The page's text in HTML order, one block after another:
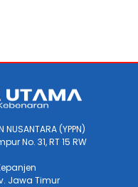
NUSANTARA (YPPN)
No. 31, RT 15 RW
Jawa Timur